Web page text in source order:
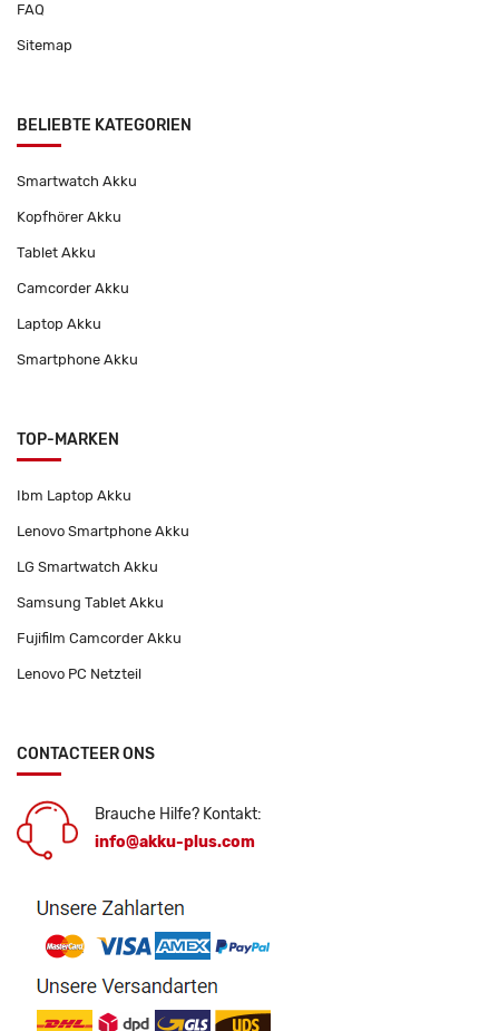
FAQ
Sitemap
BELIEBTE KATEGORIEN
Smartwatch Akku
Kopfhörer Akku
Tablet Akku
Camcorder Akku
Laptop Akku
Smartphone Akku
TOP-MARKEN
Ibm Laptop Akku
Lenovo Smartphone Akku
LG Smartwatch Akku
Samsung Tablet Akku
Fujifilm Camcorder Akku
Lenovo PC Netzteil
CONTACTEER ONS
Brauche Hilfe? Kontakt:
info@akku-plus.com